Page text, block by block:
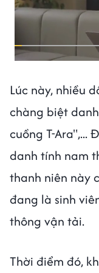
Lúc này, nhiều
chàng biệt
cuồng T-Ara",...
danh tính nam
thanh niên này
đang là sinh
thông vận tải.
Thời điểm đó,